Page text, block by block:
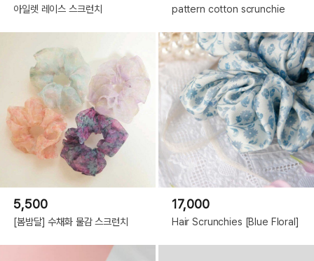
아일렛 레이스 스크런치 pattern cotton scrunchie
5,500
[봄밤달] 수채화 물감 스크런치
17,000
Hair Scrunchies [Blue Floral]